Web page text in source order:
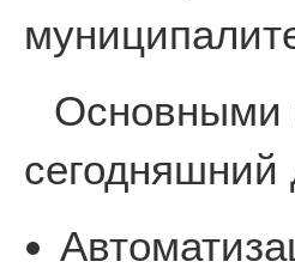
Основными